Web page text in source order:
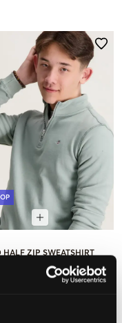
HALF ZIP SWEATSHIRT